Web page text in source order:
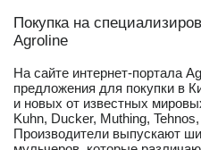
Покупка на
Agroline
На сайте интернет-портала
предложения для покупки в
и новых от известных
Kuhn, Ducker, Muthing,
Производители выпускают